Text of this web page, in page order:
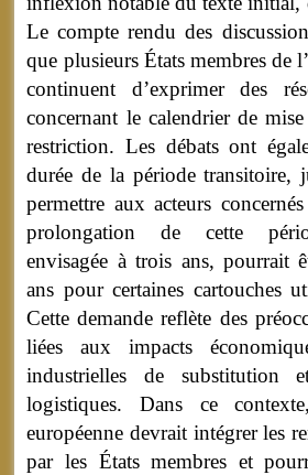
Le compte rendu des
que plusieurs États membres de
continuent d’exprimer des
concernant le calendrier de
restriction. Les débats ont
durée de la période transitoire,
permettre aux acteurs
prolongation de cette
envisagée à trois ans, pourrait
ans pour certaines cartouches
Cette demande reflète des
liées aux impacts
industrielles de substitution
logistiques. Dans ce
européenne devrait intégrer les
par les États membres et